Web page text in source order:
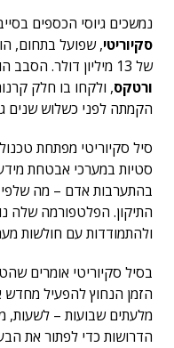
נמשכים גיוסי הכספים
סקיוריטי, שפועל בתחום,
של 13 מיליון דולר. הסבב הובל על ידי קרן הון-הסיכון הישראלית
ורטקס, ולקחו בו חלק
הקמתה לפני כשלוש שנים גייסה
סטיות במערכי אבטחת
בהתערבות אדם – מה
התיקון. הפלטפורמה שלה
ולהתמודדות עם חולשות
בסיל סקיוריטי אומרים
מלעתים שבועות – לשעות,
הדרושות כדי לפתור את